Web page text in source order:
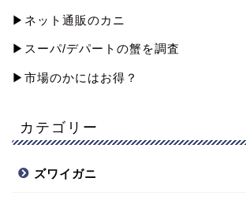
▶︎ネット通販のカニ
▶︎スーパ/デパートの蟹を調査
▶︎市場のかにはお得？
カテゴリー
ズワイガニ